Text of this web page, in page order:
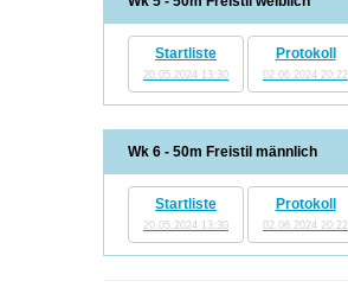
Startliste
20.05.2024 13:30
Protokoll
02.06.2024 20:22
Wk 6 - 50m Freistil männlich
Startliste
20.05.2024 13:30
Protokoll
02.06.2024 20:22